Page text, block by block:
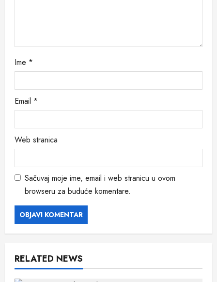
Ime *
Email *
Web stranica
Sačuvaj moje ime, email i web stranicu u ovom
browseru za buduće komentare.
RELATED NEWS